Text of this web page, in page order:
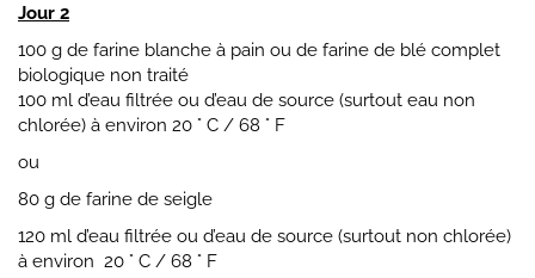
Jour 2
100 g de farine blanche à pain ou de farine de blé complet
biologique non traité
100 ml d’eau filtrée ou d’eau de source (surtout eau non
chlorée) à environ 20 ° C / 68 ° F
ou
80 g de farine de seigle
120 ml d’eau filtrée ou d’eau de source (surtout non chlorée)
à environ 20 ° C / 68 ° F